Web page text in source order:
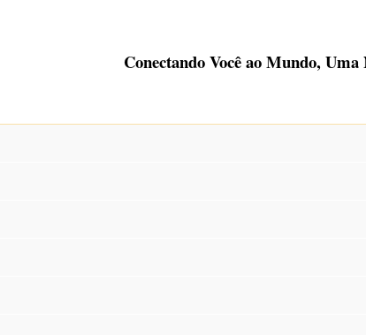
Conectando Você ao Mundo, Uma